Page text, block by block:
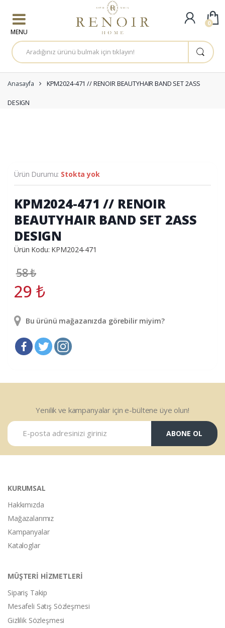
A
r
a
a
:
Anasayfa KPM2024-471 // RENOIR BEAUTYHAIR BAND SET 2ASS
DESIGN
Ürün Durumu: Stokta yok
KPM2024-471 // RENOIR
BEAUTYHAIR BAND SET 2ASS
DESIGN
Ürün Kodu: KPM2024-471
58₺
29 ₺
Bu ürünü mağazanızda görebilir miyim?
Yenilik ve kampanyalar için e-bültene üye olun!
ABONE OL
KURUMSAL
Hakkımızda
Mağazalarımız
Kampanyalar
Kataloglar
MÜŞTERİ HİZMETLERİ
Sipariş Takip
Mesafeli Satış Sözleşmesi
Gizlilik Sözleşmesi
0